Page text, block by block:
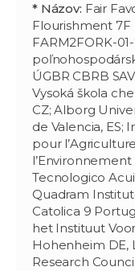
* Názov: Fair
Flourishment 7F
FARM2FORK-
ÚGBR CBRB
Vysoká škola
CZ; Alborg
de Valencia, ES;
pour
Tecnologico
Quadram
Catolica 9
het Instituut
Hohenheim DE,
Research